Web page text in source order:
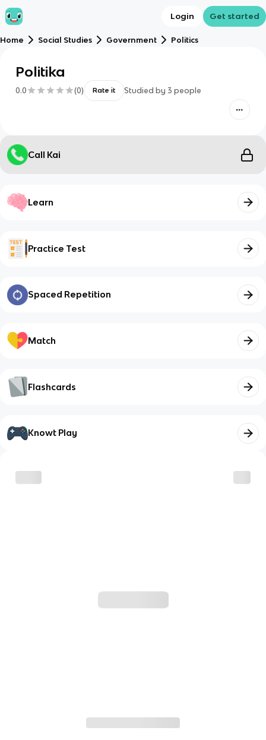
Login Get started
Home Social Studies Government Politics
Politika
0.0 (0) Rate it Studied by 3 people
Call Kai
Learn
Practice Test
Spaced Repetition
Match
Flashcards
Knowt Play